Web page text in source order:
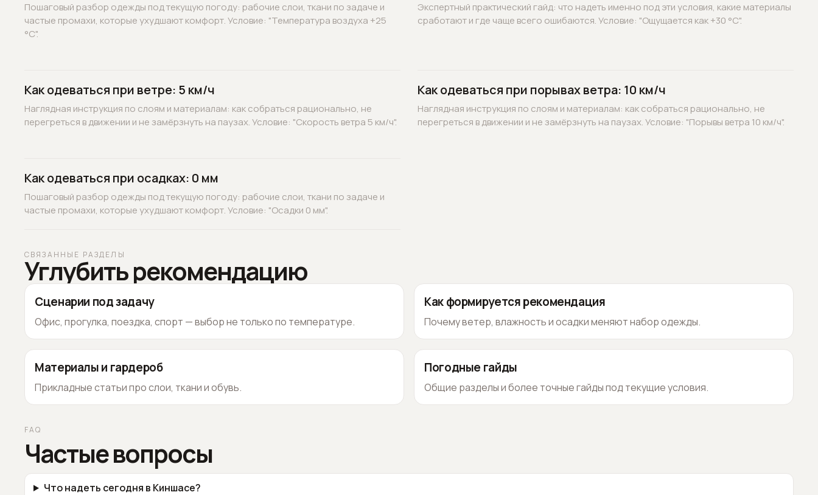
Пошаговый разбор одежды под текущую погоду: рабочие слои, ткани по задаче и
частые промахи, которые ухудшают комфорт. Условие: "Температура воздуха +25
°C".
Экспертный практический гайд: что надеть именно под эти условия, какие материалы
сработают и где чаще всего ошибаются. Условие: "Ощущается как +30 °C".
Как одеваться при ветре: 5 км/ч
Наглядная инструкция по слоям и материалам: как собраться рационально, не
перегреться в движении и не замёрзнуть на паузах. Условие: "Скорость ветра 5 км/ч".
Как одеваться при порывах ветра: 10 км/ч
Наглядная инструкция по слоям и материалам: как собраться рационально, не
перегреться в движении и не замёрзнуть на паузах. Условие: "Порывы ветра 10 км/ч".
Как одеваться при осадках: 0 мм
Пошаговый разбор одежды под текущую погоду: рабочие слои, ткани по задаче и
частые промахи, которые ухудшают комфорт. Условие: "Осадки 0 мм".
СВЯЗАННЫЕ РАЗДЕЛЫ
Углубить рекомендацию
Сценарии под задачу
Офис, прогулка, поездка, спорт — выбор не только по температуре.
Как формируется рекомендация
Почему ветер, влажность и осадки меняют набор одежды.
Материалы и гардероб
Прикладные статьи про слои, ткани и обувь.
Погодные гайды
Общие разделы и более точные гайды под текущие условия.
FAQ
Частые вопросы
Что надеть сегодня в Киншасе?